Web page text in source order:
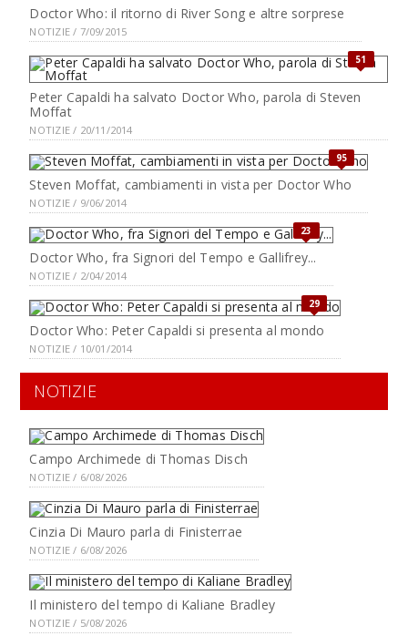
Doctor Who: il ritorno di River Song e altre sorprese
NOTIZIE / 7/09/2015
51
Peter Capaldi ha salvato Doctor Who, parola di Steven
Moffat
NOTIZIE / 20/11/2014
95
Steven Moffat, cambiamenti in vista per Doctor Who
NOTIZIE / 9/06/2014
23
Doctor Who, fra Signori del Tempo e Gallifrey...
NOTIZIE / 2/04/2014
29
Doctor Who: Peter Capaldi si presenta al mondo
NOTIZIE / 10/01/2014
NOTIZIE
Campo Archimede di Thomas Disch
NOTIZIE / 6/08/2026
Cinzia Di Mauro parla di Finisterrae
NOTIZIE / 6/08/2026
Il ministero del tempo di Kaliane Bradley
NOTIZIE / 5/08/2026